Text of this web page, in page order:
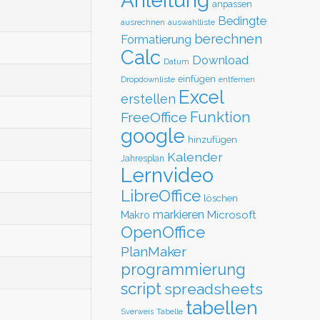
anpassen
ausrechnen auswahlliste Bedingte
Formatierung berechnen
Calc Datum Download
Dropdownliste einfügen entfernen
erstellen Excel
FreeOffice Funktion
google hinzufügen
Jahresplan Kalender
Lernvideo
LibreOffice löschen
Makro markieren Microsoft
OpenOffice
PlanMaker
programmierung
script spreadsheets
Sverweis Tabelle tabellen